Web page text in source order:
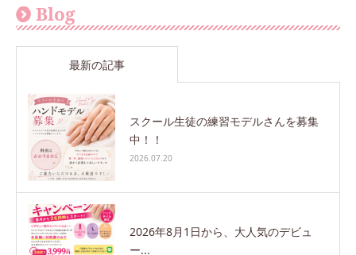
Blog
最新の記事
スクール生徒の練習モデルさんを募集
中！！
2026.07.20
2026年8月1日から、大人気のデビュ
ー...